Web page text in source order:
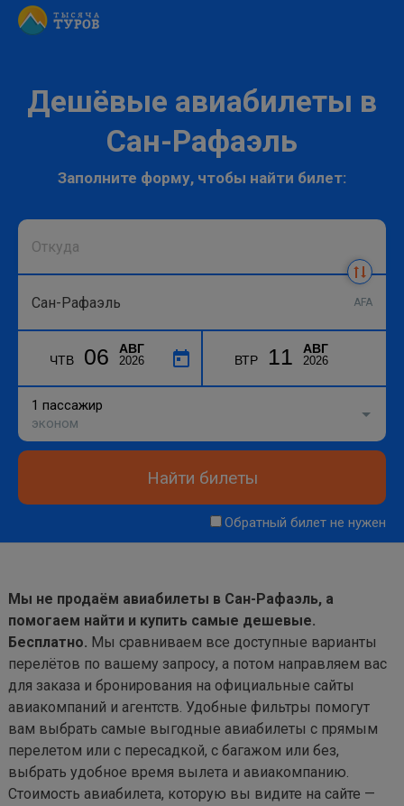
Дешёвые авиабилеты в
Сан-Рафаэль
Заполните форму, чтобы найти билет:
AFA
ЧТВ 06 АВГ
2026 ВТР 11 АВГ
2026
1 пассажир
эконом
Найти билеты
Обратный билет не нужен
Мы не продаём авиабилеты в Сан-Рафаэль, а
помогаем найти и купить самые дешевые.
Бесплатно. Мы сравниваем все доступные варианты
перелётов по вашему запросу, а потом направляем вас
для заказа и бронирования на официальные сайты
авиакомпаний и агентств. Удобные фильтры помогут
вам выбрать самые выгодные авиабилеты с прямым
перелетом или с пересадкой, с багажом или без,
выбрать удобное время вылета и авиакомпанию.
Стоимость авиабилета, которую вы видите на сайте —